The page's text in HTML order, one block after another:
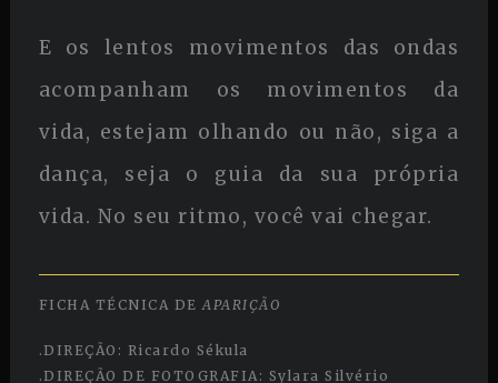
E os lentos movimentos das ondas
acompanham os movimentos da
vida, estejam olhando ou não, siga a
dança, seja o guia da sua própria
vida. No seu ritmo, você vai chegar.
FICHA TÉCNICA DEAPARIÇÃO
.DIREÇÃO: Ricardo Sékula
.DIREÇÃO DE FOTOGRAFIA: Sylara Silvério